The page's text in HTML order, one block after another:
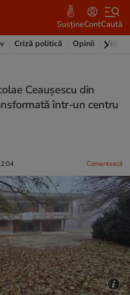
SusțineContCaută
Criză politică Opinii Video
Ceaușescu din
într-un centru
Comentează